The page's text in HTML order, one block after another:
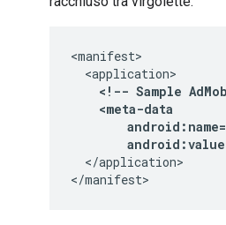
<!-- Sample AdMob
</application>